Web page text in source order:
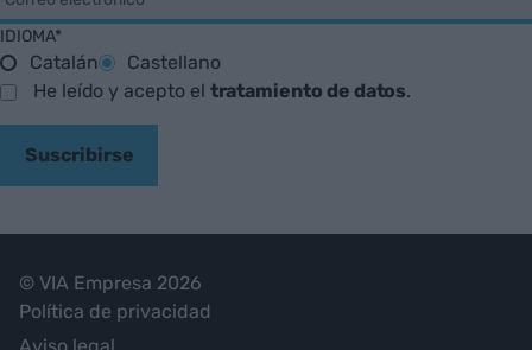
IDIOMA*
Catalán
Castellano
He leído y acepto el tratamiento de datos.
Suscribirse
© VIA Empresa 2026
Política de privacidad